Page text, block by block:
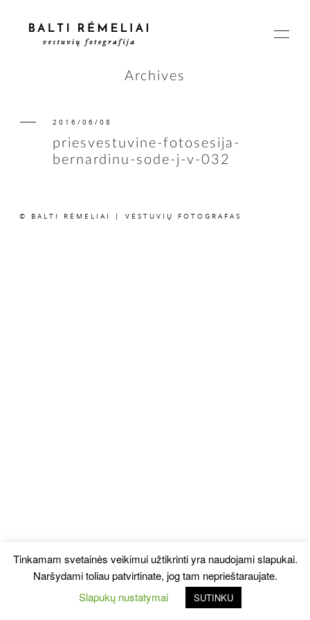
PAGRINDINIS
ISTORIJOS
Archives
2016/06/08
priesvestuvine-fotosesija-
bernardinu-sode-j-v-032
© BALTI RĖMELIAI | VESTUVIŲ FOTOGRAFAS
Tinkamam svetainės veikimui užtikrinti yra naudojami slapukai.
Naršydami toliau patvirtinate, jog tam neprieštaraujate.
Slapukų nustatymai
SUTINKU